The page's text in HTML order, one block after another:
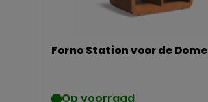
Forno Station voor de Dome
Op voorraad